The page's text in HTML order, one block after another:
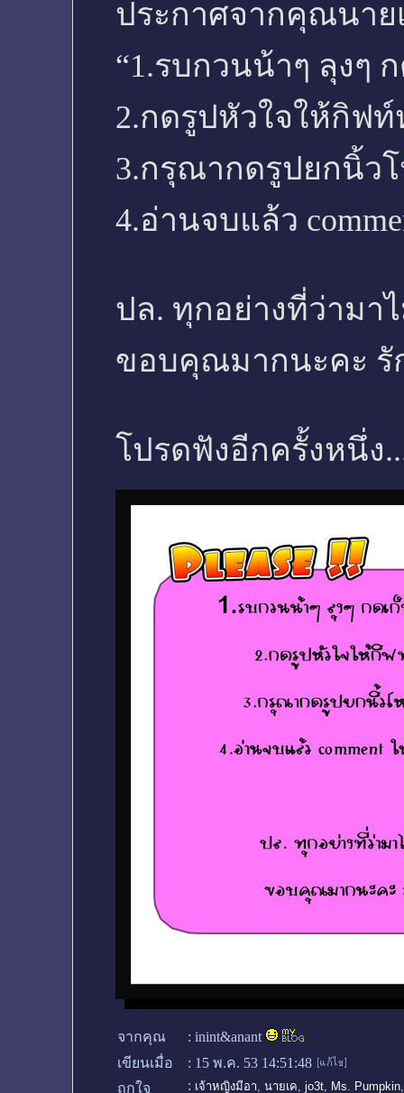
ประกาศจากคุณนาย
“1.รบกวนน้าๆ ลุงๆ
2.กดรูปหัวใจให้กิฟ
3.กรุณากดรูปยกนิ้ว
4.อ่านจบแล้ว
ปล. ทุกอย่างที่ว่ามา
ขอบคุณมากนะคะ รั
โปรดฟังอีกครั้งหนึ่ง
จากคุณ : inint&anant
เขียนเมื่อ
: 15 พ.ค. 53 14:51:48
ถูกใจ
: เจ้าหญิงมีอา, นายเค, jo3t, Ms. Pumpkin